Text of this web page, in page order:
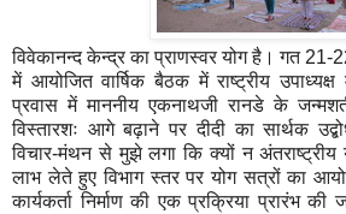
विवेकानन्द केन्द्र का प्राणस्वर योग है। गत 21-
में आयोजित वार्षिक बैठक में राष्ट्रीय उपाध्यक्ष
प्रवास में माननीय एकनाथजी रानडे के
विस्तारशः आगे बढ़ाने पर दीदी का सार्थक
विचार-मंथन से मुझे लगा कि क्यों न अंतराष्ट्रीय
लाभ लेते हुए विभाग स्तर पर योग सत्रों का
कार्यकर्ता निर्माण की एक प्रक्रिया प्रारंभ